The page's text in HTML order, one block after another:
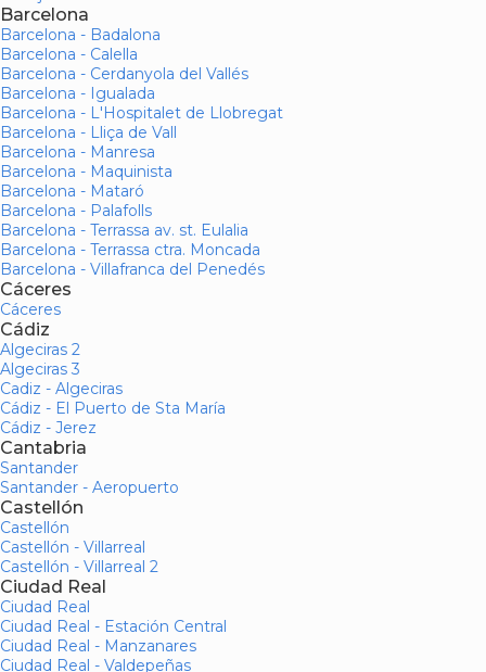
Barcelona
Barcelona - Badalona
Barcelona - Calella
Barcelona - Cerdanyola del Vallés
Barcelona - Igualada
Barcelona - L'Hospitalet de Llobregat
Barcelona - Lliça de Vall
Barcelona - Manresa
Barcelona - Maquinista
Barcelona - Mataró
Barcelona - Palafolls
Barcelona - Terrassa av. st. Eulalia
Barcelona - Terrassa ctra. Moncada
Barcelona - Villafranca del Penedés
Cáceres
Cáceres
Cádiz
Algeciras 2
Algeciras 3
Cadiz - Algeciras
Cádiz - El Puerto de Sta María
Cádiz - Jerez
Cantabria
Santander
Santander - Aeropuerto
Castellón
Castellón
Castellón - Villarreal
Castellón - Villarreal 2
Ciudad Real
Ciudad Real
Ciudad Real - Estación Central
Ciudad Real - Manzanares
Ciudad Real - Valdepeñas